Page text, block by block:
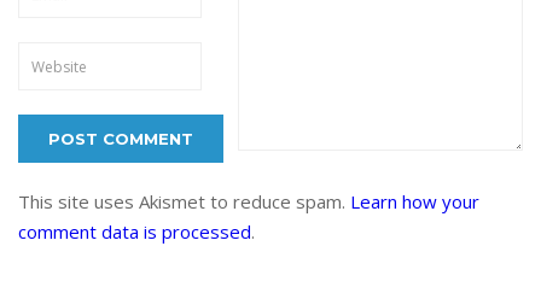
This site uses Akismet to reduce spam. Learn how your
comment data is processed.